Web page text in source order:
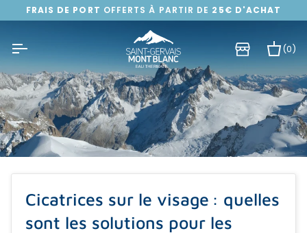
Passer
au
FRAIS DE PORT OFFERTS À PARTIR DE 25€ D'ACHAT
(0)
Cicatrices sur le visage : quelles
sont les solutions pour les